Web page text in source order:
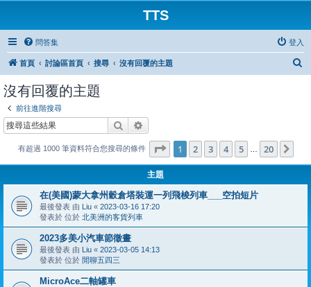
TTS
問答集 登入
首頁 討論區首頁 搜尋 沒有回覆的主題
沒有回覆的主題
前往進階搜尋
搜尋
有超過 1000 筆資料符合您搜尋的條件 第 1 頁 (共20 頁)
1 2 3 4 5 20
主題
在(美國)蒙大拿州穀倉塔裝運一列飛梭列車___空拍短片
最後發表 由 Liu « 2023-03-16 17:20
發表於 位於 北美洲的客貨列車
2023多美小汽車節徵畫
最後發表 由 Liu « 2023-03-05 14:13
發表於 位於 閒聊五四三
MicroAce二軸罐車